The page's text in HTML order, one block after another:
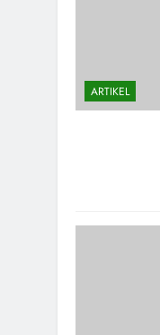
ARTIKEL